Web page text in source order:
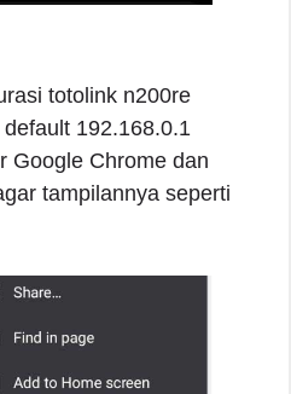
totolink n200re
192.168.0.1
Google Chrome dan
tampilannya seperti